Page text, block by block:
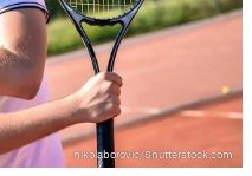
nikolaborovic/Shutterstock.com